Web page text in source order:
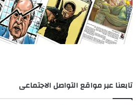
تابعنا عبر مواقع التواصل الاجتماعى